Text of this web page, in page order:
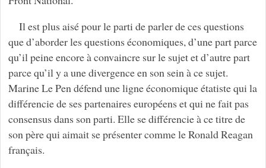
Il est plus aisé pour le parti de parler de ces questions
que d’aborder les questions économiques, d’une part parce
qu’il peine encore à convaincre sur le sujet et d’autre part
parce qu’il y a une divergence en son sein à ce sujet.
Marine Le Pen défend une ligne économique étatiste qui la
différencie de ses partenaires européens et qui ne fait pas
consensus dans son parti. Elle se différencie à ce titre de
son père qui aimait se présenter comme le Ronald Reagan
français.